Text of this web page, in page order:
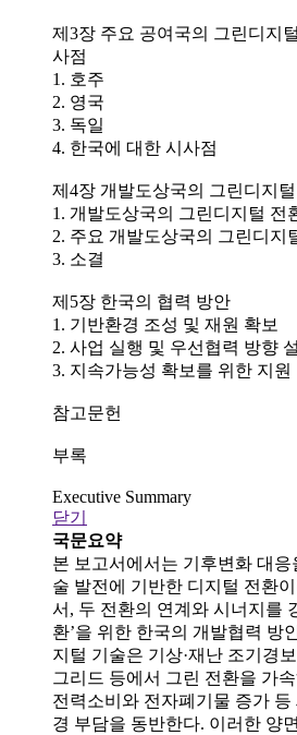
제3장 주요 공여국의 그린디지
사점
1. 호주
2. 영국
3. 독일
4. 한국에 대한 시사점
제4장 개발도상국의 그린디지
1. 개발도상국의 그린디지털 전
2. 주요 개발도상국의 그린디지
3. 소결
제5장 한국의 협력 방안
1. 기반환경 조성 및 재원 확보
2. 사업 실행 및 우선협력 방향
3. 지속가능성 확보를 위한 지원
참고문헌
부록
Executive Summary
닫기
국문요약
본 보고서에서는 기후변화 대응
술 발전에 기반한 디지털 전환
서, 두 전환의 연계와 시너지를
환’을 위한 한국의 개발협력 방
지털 기술은 기상·재난 조기경
그리드 등에서 그린 전환을 가
전력소비와 전자폐기물 증가
경 부담을 동반한다. 이러한 양